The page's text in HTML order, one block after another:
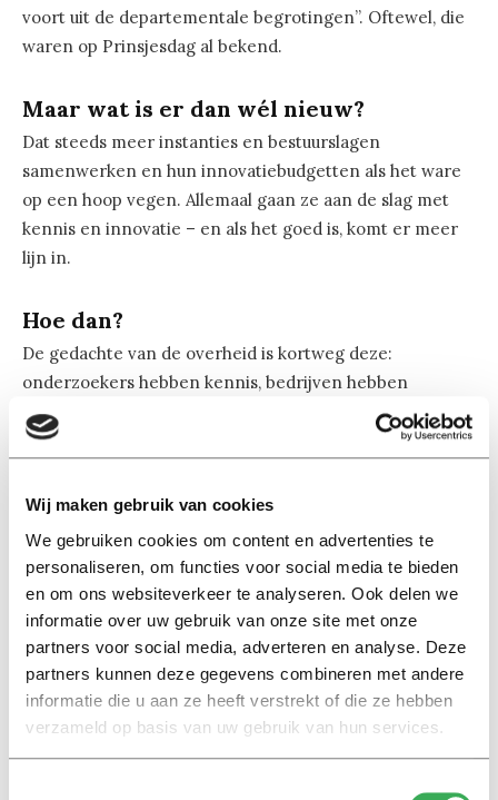
Wij maken gebruik van cookies
We gebruiken cookies om content en advertenties te
personaliseren, om functies voor social media te bieden
en om ons websiteverkeer te analyseren. Ook delen we
informatie over uw gebruik van onze site met onze
partners voor social media, adverteren en analyse. Deze
partners kunnen deze gegevens combineren met andere
informatie die u aan ze heeft verstrekt of die ze hebben
verzameld op basis van uw gebruik van hun services.
voort uit de departementale begrotingen”. Oftewel, die
waren op Prinsjesdag al bekend.
Maar wat is er dan wél nieuw?
Dat steeds meer instanties en bestuurslagen
samenwerken en hun innovatiebudgetten als het ware
op een hoop vegen. Allemaal gaan ze aan de slag met
kennis en innovatie – en als het goed is, komt er meer
lijn in.
Hoe dan?
De gedachte van de overheid is kortweg deze:
onderzoekers hebben kennis, bedrijven hebben
verstand van handel, stop ze bij elkaar en je krijgt
verhandelbare kennis. Dit is heel kort door de bocht,
jarenlang wil de overheid dat de Nederlands
opbrengsten gaat leiden.
Om het extra geld niet te versplinteren, wil de overheid
vooral kansrijke samenwerking stimuleren. De aanpak
en het jargon wisselen door de jaren heen. Soms
worden er kansrijke ‘sleutelgebieden’ of ‘topsectoren’
uitgekozen, dan weer komt er een Nationale
Wetenschapsagenda. En vaak lopen zulke initiatieven